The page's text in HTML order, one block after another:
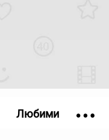
Любими